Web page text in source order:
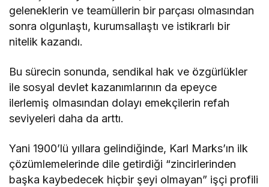
geleneklerin ve teamüllerin bir parçası olmasından
sonra olgunlaştı, kurumsallaştı ve istikrarlı bir
nitelik kazandı.
Bu sürecin sonunda, sendikal hak ve özgürlükler
ile sosyal devlet kazanımlarının da epeyce
ilerlemiş olmasından dolayı emekçilerin refah
seviyeleri daha da arttı.
Yani 1900’lü yıllara gelindiğinde, Karl Marks’ın ilk
çözümlemelerinde dile getirdiği “zincirlerinden
başka kaybedecek hiçbir şeyi olmayan” işçi profili